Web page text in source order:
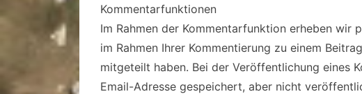
Kommentarfunktionen
Im Rahmen der Kommentarfunktion erheben wir
im Rahmen Ihrer Kommentierung zu einem
mitgeteilt haben. Bei der Veröffentlichung eines
Email-Adresse gespeichert, aber nicht